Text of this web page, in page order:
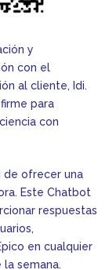
y
con el
al cliente, Idi.
para
con
de ofrecer una
Este Chatbot
respuestas
en cualquier
semana.